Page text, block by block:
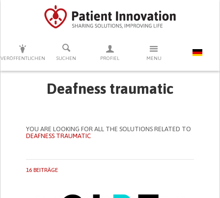
VERÖFFENTLICHEN SUCHEN PROFIEL MENU
DRÜCKEN SIE AUF ENTER UM DIE SUCHE ZU STARTEN
Deafness traumatic
YOU ARE LOOKING FOR ALL THE SOLUTIONS RELATED TO
DEAFNESS TRAUMATIC
16 BEITRÄGE